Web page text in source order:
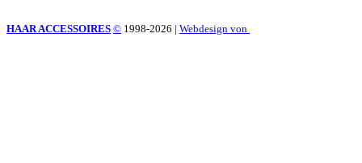
HAAR ACCESSOIRES © 1998-2026 | Webdesign von